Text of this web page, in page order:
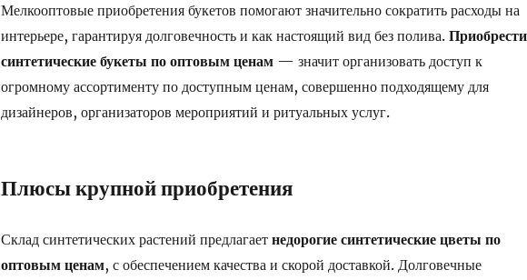
Мелкооптовые приобретения букетов помогают значительно сократить расходы на
интерьере, гарантируя долговечность и как настоящий вид без полива. Приобрести
синтетические букеты по оптовым ценам— значит организовать доступ к
огромному ассортименту по доступным ценам, совершенно подходящему для
дизайнеров, организаторов мероприятий и ритуальных услуг.
Плюсы крупной приобретения
Склад синтетических растений предлагает недорогие синтетические цветы по
оптовым ценам, с обеспечением качества и скорой доставкой. Долговечные